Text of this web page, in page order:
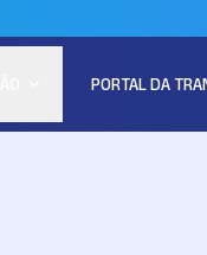
PORTAL DA